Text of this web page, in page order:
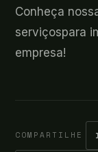
Conheça
serviçospara
empresa!
COMPARTILHE